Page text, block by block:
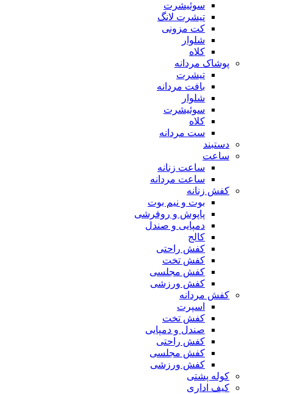
سوئیشرت
تیشرت لانگ
کت مزونی
شلوار
کلاه
پوشاک مردانه
تیشرت
بافت مردانه
شلوار
سوئیشرت
کلاه
ست مردانه
دستبند
ساعت
ساعت زنانه
ساعت مردانه
کفش زنانه
بوت و نیم بوت
پاپوش و روفرشی
دمپایی و صندل
کالج
کفش راحتی
کفش تخت
کفش مجلسی
کفش ورزشی
کفش مردانه
اسپرت
کفش تخت
صندل و دمپایی
کفش راحتی
کفش مجلسی
کفش ورزشی
کوله پشتی
کیف اداری